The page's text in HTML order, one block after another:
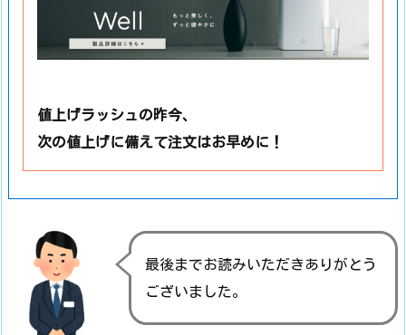
値上げラッシュの昨今、
次の値上げに備えて注文はお早めに！
最後までお読みいただきありがとう
ございました。